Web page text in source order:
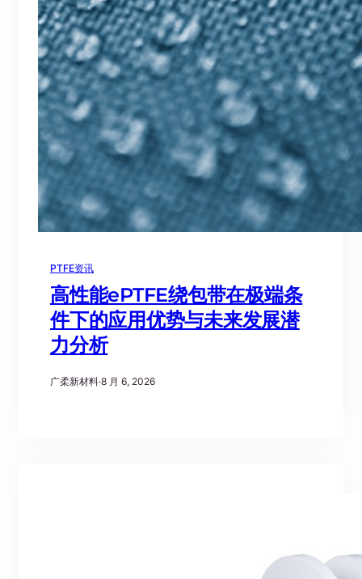
PTFE资讯
高性能ePTFE绕包带在极端条
件下的应用优势与未来发展潜
力分析
广柔新材料·8 月 6, 2026